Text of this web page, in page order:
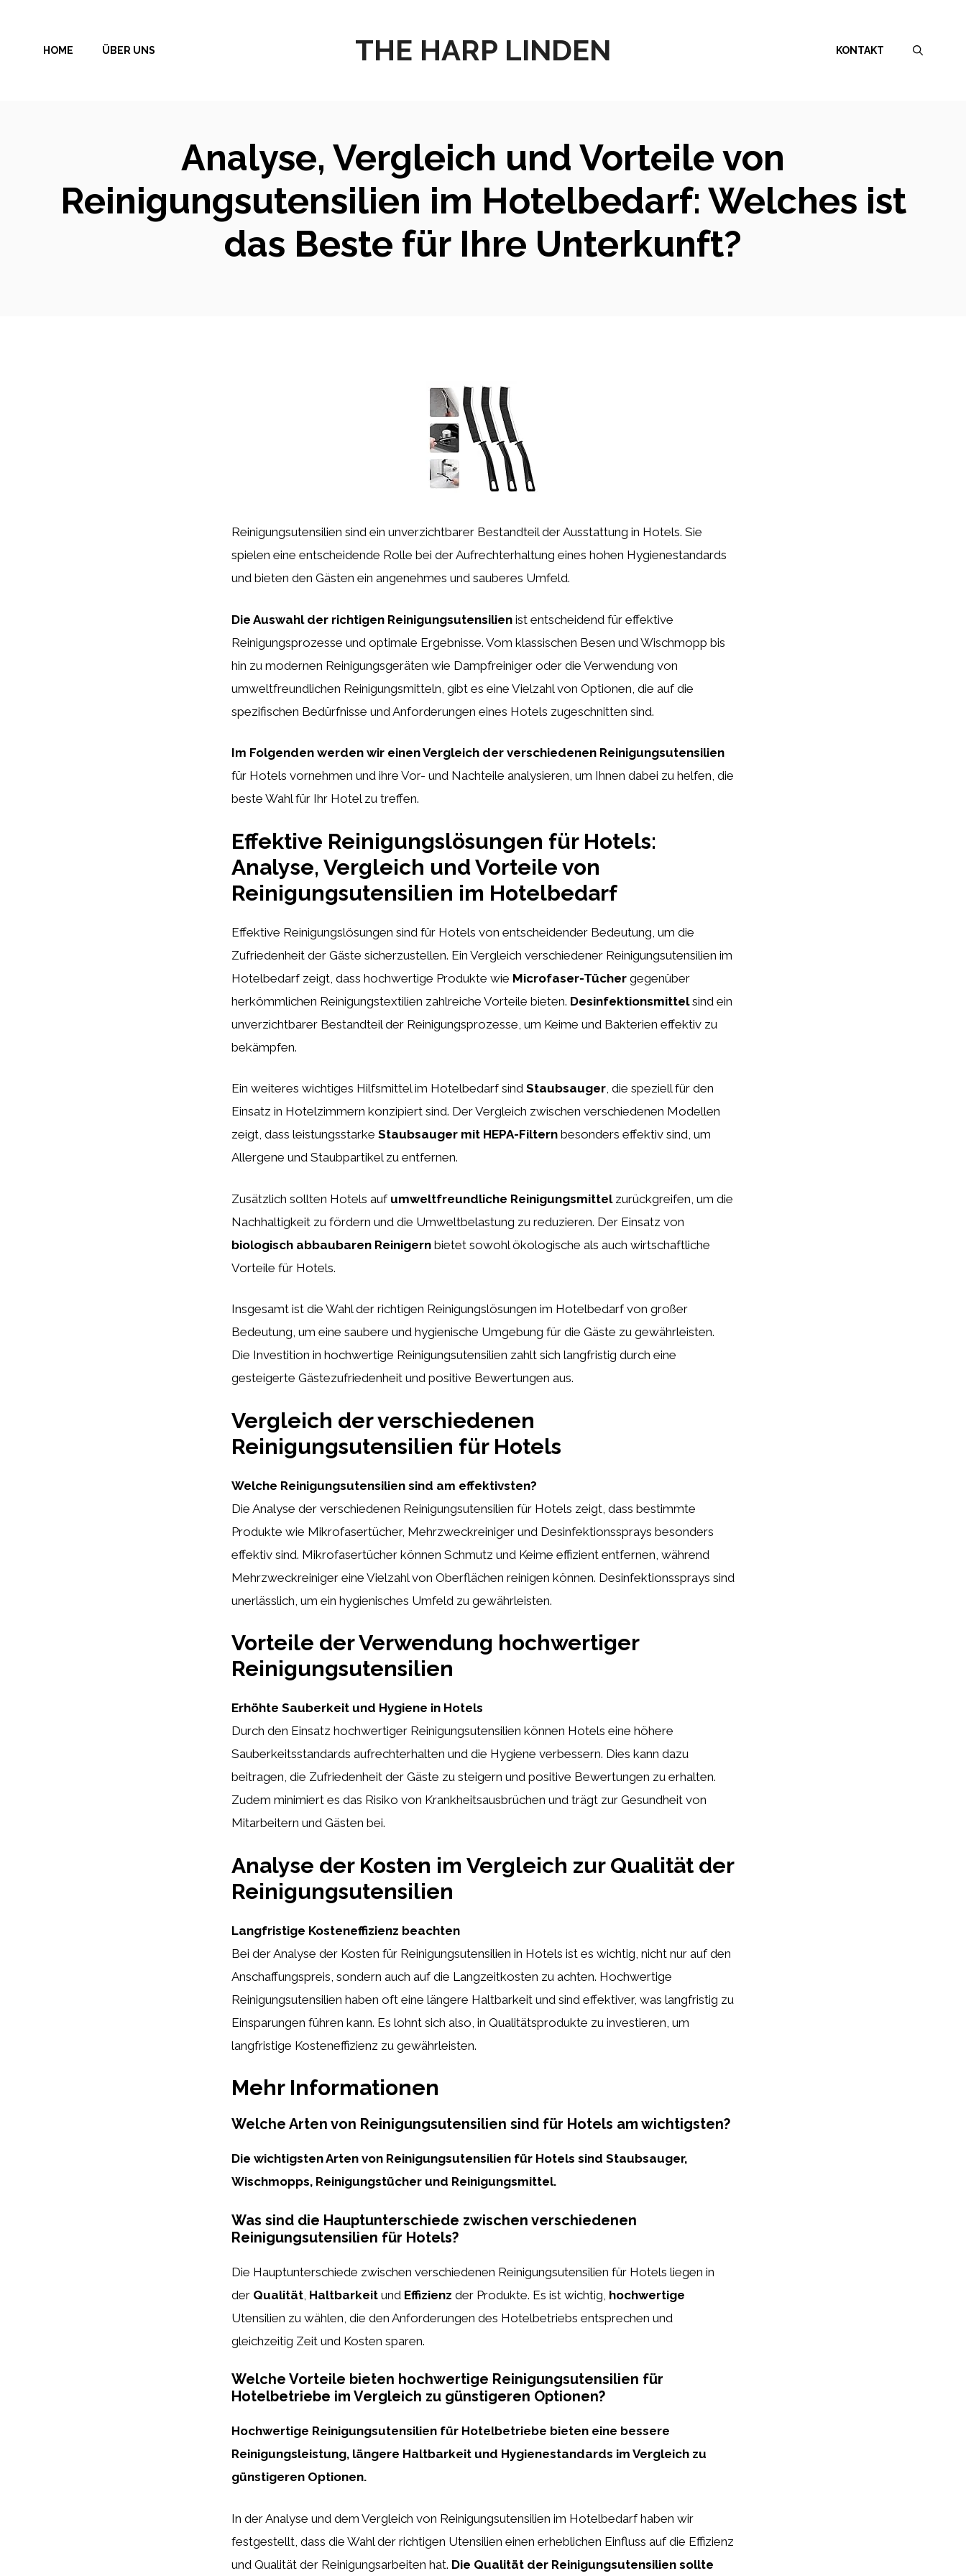
springen
THE HARP LINDEN
HOME ÜBER UNS KONTAKT
Analyse, Vergleich und Vorteile von
Reinigungsutensilien im Hotelbedarf: Welches ist
das Beste für Ihre Unterkunft?
Reinigungsutensilien sind ein unverzichtbarer Bestandteil der Ausstattung in Hotels. Sie
spielen eine entscheidende Rolle bei der Aufrechterhaltung eines hohen Hygienestandards
und bieten den Gästen ein angenehmes und sauberes Umfeld.
Die Auswahl der richtigen Reinigungsutensilien ist entscheidend für effektive
Reinigungsprozesse und optimale Ergebnisse. Vom klassischen Besen und Wischmopp bis
hin zu modernen Reinigungsgeräten wie Dampfreiniger oder die Verwendung von
umweltfreundlichen Reinigungsmitteln, gibt es eine Vielzahl von Optionen, die auf die
spezifischen Bedürfnisse und Anforderungen eines Hotels zugeschnitten sind.
Im Folgenden werden wir einen Vergleich der verschiedenen Reinigungsutensilien
für Hotels vornehmen und ihre Vor- und Nachteile analysieren, um Ihnen dabei zu helfen, die
beste Wahl für Ihr Hotel zu treffen.
Effektive Reinigungslösungen für Hotels:
Analyse, Vergleich und Vorteile von
Reinigungsutensilien im Hotelbedarf
Effektive Reinigungslösungen sind für Hotels von entscheidender Bedeutung, um die
Zufriedenheit der Gäste sicherzustellen. Ein Vergleich verschiedener Reinigungsutensilien im
Hotelbedarf zeigt, dass hochwertige Produkte wie Microfaser-Tücher gegenüber
herkömmlichen Reinigungstextilien zahlreiche Vorteile bieten. Desinfektionsmittelsind ein
unverzichtbarer Bestandteil der Reinigungsprozesse, um Keime und Bakterien effektiv zu
bekämpfen.
Ein weiteres wichtiges Hilfsmittel im Hotelbedarf sind Staubsauger, die speziell für den
Einsatz in Hotelzimmern konzipiert sind. Der Vergleich zwischen verschiedenen Modellen
zeigt, dass leistungsstarke Staubsauger mit HEPA-Filtern besonders effektiv sind, um
Allergene und Staubpartikel zu entfernen.
Zusätzlich sollten Hotels auf umweltfreundliche Reinigungsmittelzurückgreifen, um die
Nachhaltigkeit zu fördern und die Umweltbelastung zu reduzieren. Der Einsatz von
biologisch abbaubaren Reinigern bietet sowohl ökologische als auch wirtschaftliche
Vorteile für Hotels.
Insgesamt ist die Wahl der richtigen Reinigungslösungen im Hotelbedarf von großer
Bedeutung, um eine saubere und hygienische Umgebung für die Gäste zu gewährleisten.
Die Investition in hochwertige Reinigungsutensilien zahlt sich langfristig durch eine
gesteigerte Gästezufriedenheit und positive Bewertungen aus.
Vergleich der verschiedenen
Reinigungsutensilien für Hotels
Welche Reinigungsutensilien sind am effektivsten?
Die Analyse der verschiedenen Reinigungsutensilien für Hotels zeigt, dass bestimmte
Produkte wie Mikrofasertücher, Mehrzweckreiniger und Desinfektionssprays besonders
effektiv sind. Mikrofasertücher können Schmutz und Keime effizient entfernen, während
Mehrzweckreiniger eine Vielzahl von Oberflächen reinigen können. Desinfektionssprays sind
unerlässlich, um ein hygienisches Umfeld zu gewährleisten.
Vorteile der Verwendung hochwertiger
Reinigungsutensilien
Erhöhte Sauberkeit und Hygiene in Hotels
Durch den Einsatz hochwertiger Reinigungsutensilien können Hotels eine höhere
Sauberkeitsstandards aufrechterhalten und die Hygiene verbessern. Dies kann dazu
beitragen, die Zufriedenheit der Gäste zu steigern und positive Bewertungen zu erhalten.
Zudem minimiert es das Risiko von Krankheitsausbrüchen und trägt zur Gesundheit von
Mitarbeitern und Gästen bei.
Analyse der Kosten im Vergleich zur Qualität der
Reinigungsutensilien
Langfristige Kosteneffizienz beachten
Bei der Analyse der Kosten für Reinigungsutensilien in Hotels ist es wichtig, nicht nur auf den
Anschaffungspreis, sondern auch auf die Langzeitkosten zu achten. Hochwertige
Reinigungsutensilien haben oft eine längere Haltbarkeit und sind effektiver, was langfristig zu
Einsparungen führen kann. Es lohnt sich also, in Qualitätsprodukte zu investieren, um
langfristige Kosteneffizienz zu gewährleisten.
Mehr Informationen
Welche Arten von Reinigungsutensilien sind für Hotels am wichtigsten?
Die wichtigsten Arten von Reinigungsutensilien für Hotels sind Staubsauger,
Wischmopps, Reinigungstücher und Reinigungsmittel.
Was sind die Hauptunterschiede zwischen verschiedenen
Reinigungsutensilien für Hotels?
Die Hauptunterschiede zwischen verschiedenen Reinigungsutensilien für Hotels liegen in
der Qualität Haltbarkeit und Effizienz der Produkte. Es ist wichtig, hochwertige
Utensilien zu wählen, die den Anforderungen des Hotelbetriebs entsprechen und
gleichzeitig Zeit und Kosten sparen.
Welche Vorteile bieten hochwertige Reinigungsutensilien für
Hotelbetriebe im Vergleich zu günstigeren Optionen?
Hochwertige Reinigungsutensilien für Hotelbetriebe bieten eine bessere
Reinigungsleistung, längere Haltbarkeit und Hygienestandards im Vergleich zu
günstigeren Optionen.
In der Analyse und dem Vergleich von Reinigungsutensilien im Hotelbedarf haben wir
festgestellt, dass die Wahl der richtigen Utensilien einen erheblichen Einfluss auf die Effizienz
und Qualität der Reinigungsarbeiten hat. Die Qualität der Reinigungsutensilien sollte